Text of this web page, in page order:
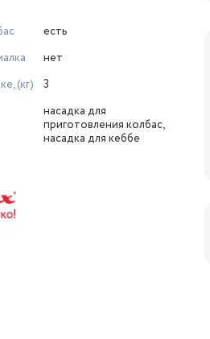
есть
нет
(кг)
3
насадка для
приготовления колбас,
насадка для кеббе